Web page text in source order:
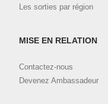
Contactez
dessus, en indiquant
Les sorties par région
MISE EN RELATION
Contactez-nous
Devenez Ambassadeur